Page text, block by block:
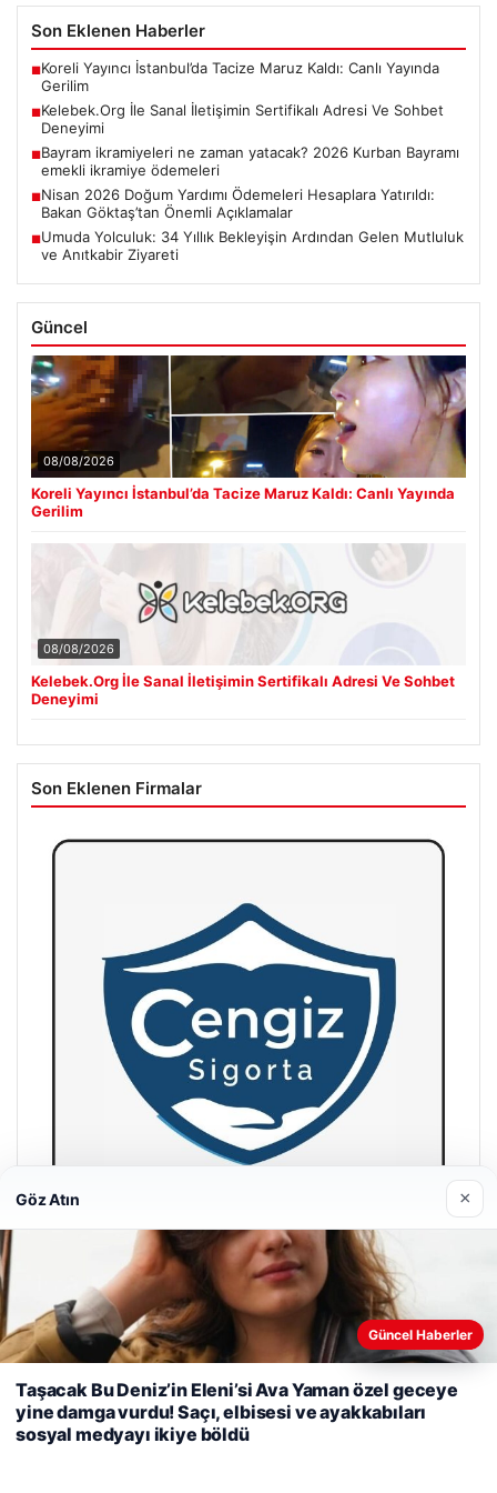
Son Eklenen Haberler
■Koreli Yayıncı İstanbul’da Tacize Maruz Kaldı: Canlı Yayında
Gerilim
■Kelebek.Org İle Sanal İletişimin Sertifikalı Adresi Ve Sohbet
Deneyimi
■Bayram ikramiyeleri ne zaman yatacak? 2026 Kurban Bayramı
emekli ikramiye ödemeleri
■Nisan 2026 Doğum Yardımı Ödemeleri Hesaplara Yatırıldı:
Bakan Göktaş’tan Önemli Açıklamalar
■Umuda Yolculuk: 34 Yıllık Bekleyişin Ardından Gelen Mutluluk
ve Anıtkabir Ziyareti
Güncel
08/08/2026
Koreli Yayıncı İstanbul’da Tacize Maruz Kaldı: Canlı Yayında
Gerilim
08/08/2026
Kelebek.Org İle Sanal İletişimin Sertifikalı Adresi Ve Sohbet
Deneyimi
Son Eklenen Firmalar
Hastaş Beton
26/05/2026
Web sitemizi nasıl kullandığınızı daha iyi anlayabilmek,
deneyiminizi kişiselleştirmek ve geliştirmek amacıyla çerezler
kullanıyoruz.Çerez Politikamız
Reddet Kabul Et
Göz Atın ×
Güncel Haberler
Taşacak Bu Deniz’in Eleni’si Ava Yaman özel geceye
yine damga vurdu! Saçı, elbisesi ve ayakkabıları
sosyal medyayı ikiye böldü